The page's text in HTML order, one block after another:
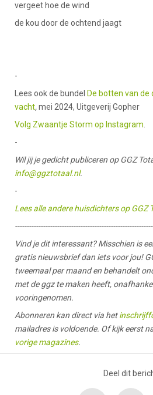
vergeet hoe de wind
de kou door de ochtend jaagt
-
Lees ook de bundel De botten van
vacht,mei 2024, Uitgeverij Gopher
Volg Zwaantje Storm op Instagram.
-
Wil jij je gedicht publiceren op GGZ
info@ggztotaal.nl.
-
Lees alle andere huisdichters op GGZ
Vind je dit interessant? Misschien is
gratis nieuwsbrief dan iets voor jou!
tweemaal per maand en behandelt
met de ggz te maken heeft,
vooringenomen.
Abonneren kan direct via het
mailadres is voldoende. Of kijk eerst
vorige magazines.
Deel dit